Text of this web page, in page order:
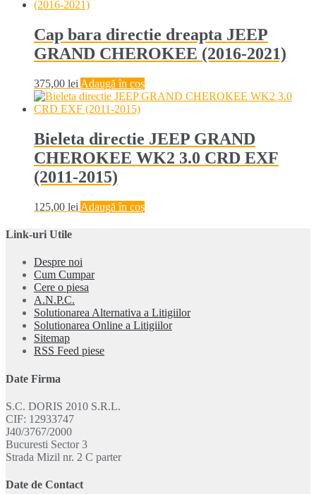
Cap bara directie dreapta JEEP
GRAND CHEROKEE (2016-2021)
375,00 lei Adaugă în coș
Bieleta directie JEEP GRAND
CHEROKEE WK2 3.0 CRD EXF
(2011-2015)
125,00 lei Adaugă în coș
Link-uri Utile
Despre noi
Cum Cumpar
Cere o piesa
A.N.P.C.
Solutionarea Alternativa a Litigiilor
Solutionarea Online a Litigiilor
Sitemap
RSS Feed piese
Date Firma
S.C. DORIS 2010 S.R.L.
CIF: 12933747
J40/3767/2000
Bucuresti Sector 3
Strada Mizil nr. 2 C parter
Date de Contact